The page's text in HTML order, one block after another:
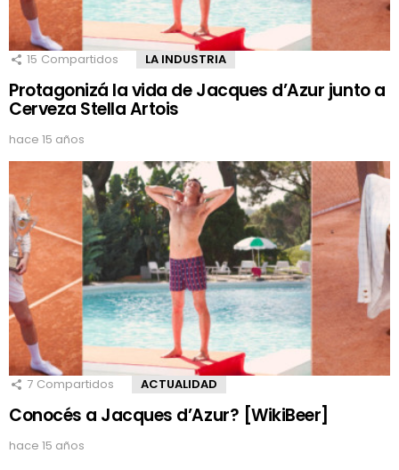
15 Compartidos LA INDUSTRIA
Protagonizá la vida de Jacques d’Azur junto a
Cerveza Stella Artois
hace 15 años
7 Compartidos ACTUALIDAD
Conocés a Jacques d’Azur? [WikiBeer]
hace 15 años